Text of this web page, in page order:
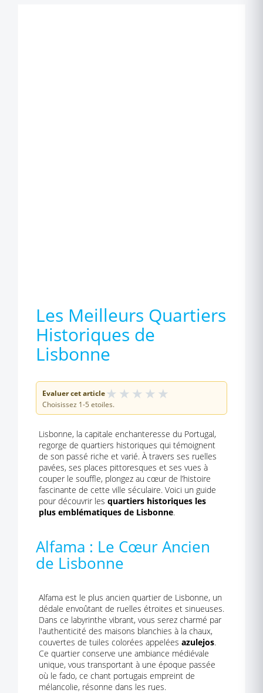
Les Meilleurs Quartiers
Historiques de
Lisbonne
Evaluer cet article★ ★ ★ ★ ★
Choisissez 1-5 etoiles.
Lisbonne, la capitale enchanteresse du Portugal,
regorge de quartiers historiques qui témoignent
de son passé riche et varié. À travers ses ruelles
pavées, ses places pittoresques et ses vues à
couper le souffle, plongez au cœur de l’histoire
fascinante de cette ville séculaire. Voici un guide
pour découvrir les quartiers historiques les
plus emblématiques de Lisbonne.
Alfama : Le Cœur Ancien
de Lisbonne
Alfama est le plus ancien quartier de Lisbonne, un
dédale envoûtant de ruelles étroites et sinueuses.
Dans ce labyrinthe vibrant, vous serez charmé par
l'authenticité des maisons blanchies à la chaux,
couvertes de tuiles colorées appelées azulejos.
Ce quartier conserve une ambiance médiévale
unique, vous transportant à une époque passée
où le fado, ce chant portugais empreint de
mélancolie, résonne dans les rues.